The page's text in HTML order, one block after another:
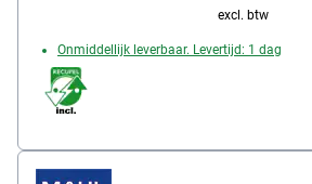
excl. btw
Onmiddellijk leverbaar. Levertijd: 1 dag